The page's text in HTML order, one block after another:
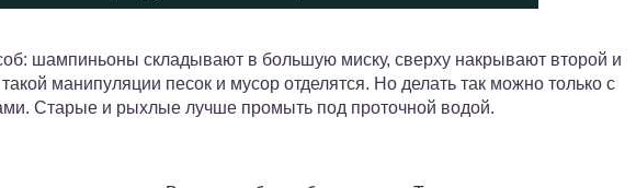
шампиньоны складывают в большую миску, сверху накрывают второй и
манипуляции песок и мусор отделятся. Но делать так можно только с
Старые и рыхлые лучше промыть под проточной водой.